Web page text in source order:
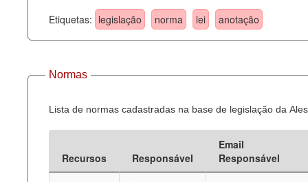
Perguntas frequentes
Contato
Etiquetas: legislação norma lei anotação
Normas
Lista de normas cadastradas na base de legislação da
Recursos Responsável
Email
Responsável